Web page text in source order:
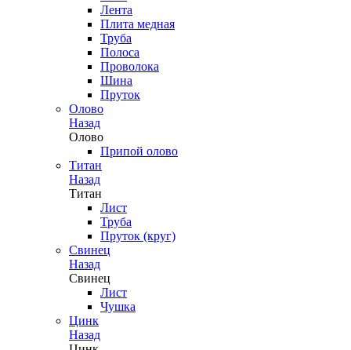
Лента
Плита медная
Труба
Полоса
Проволока
Шина
Пруток
Олово
Назад
Олово
Припой олово
Титан
Назад
Титан
Лист
Труба
Пруток (круг)
Свинец
Назад
Свинец
Лист
Чушка
Цинк
Назад